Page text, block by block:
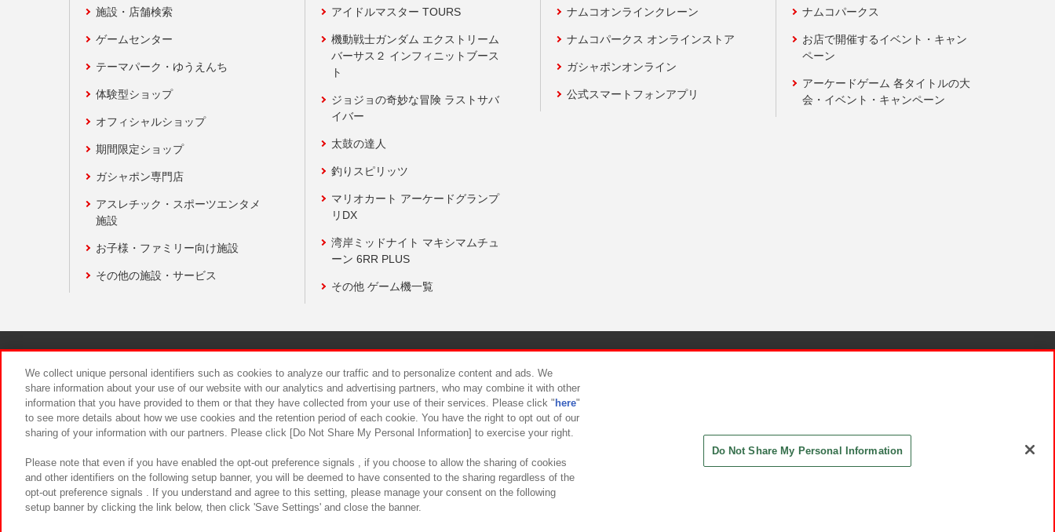
施設・店舗検索
ゲームセンター
テーマパーク・ゆうえんち
体験型ショップ
オフィシャルショップ
期間限定ショップ
ガシャポン専門店
アスレチック・スポーツエンタメ
施設
お子様・ファミリー向け施設
その他の施設・サービス
アイドルマスター TOURS
機動戦士ガンダム エクストリーム
バーサス２ インフィニットブース
ト
ジョジョの奇妙な冒険 ラストサバ
イバー
太鼓の達人
釣りスピリッツ
マリオカート アーケードグランプ
リDX
湾岸ミッドナイト マキシマムチュ
ーン 6RR PLUS
その他 ゲーム機一覧
ナムコオンラインクレーン
ナムコパークス オンラインストア
ガシャポンオンライン
公式スマートフォンアプリ
ナムコパークス
お店で開催するイベント・キャン
ペーン
アーケードゲーム 各タイトルの大
会・イベント・キャンペーン
食品のご提供について カスタマーハラスメント対応方針
We collect unique personal identifiers such as cookies to analyze our traffic and to personalize content and ads. We
share information about your use of our website with our analytics and advertising partners, who may combine it with other
information that you have provided to them or that they have collected from your use of their services. Please click " here"
to see more details about how we use cookies and the retention period of each cookie. You have the right to opt out of our
sharing of your information with our partners. Please click [Do Not Share My Personal Information] to exercise your right.
Please note that even if you have enabled the opt-out preference signals , if you choose to allow the sharing of cookies
and other identifiers on the following setup banner, you will be deemed to have consented to the sharing regardless of the
opt-out preference signals . If you understand and agree to this setting, please manage your consent on the following
setup banner by clicking the link below, then click 'Save Settings' and close the banner.
Do Not Share My Personal Information